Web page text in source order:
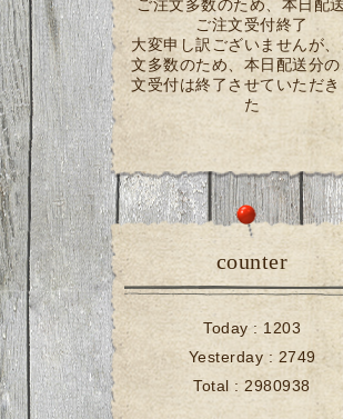
ご注文多数のため、本日配
ご注文受付終了
大変申し訳ございませんが、
文多数のため、本日配送分の
文受付は終了させていただ
た
counter
Today : 1203
Yesterday : 2749
Total :2980938